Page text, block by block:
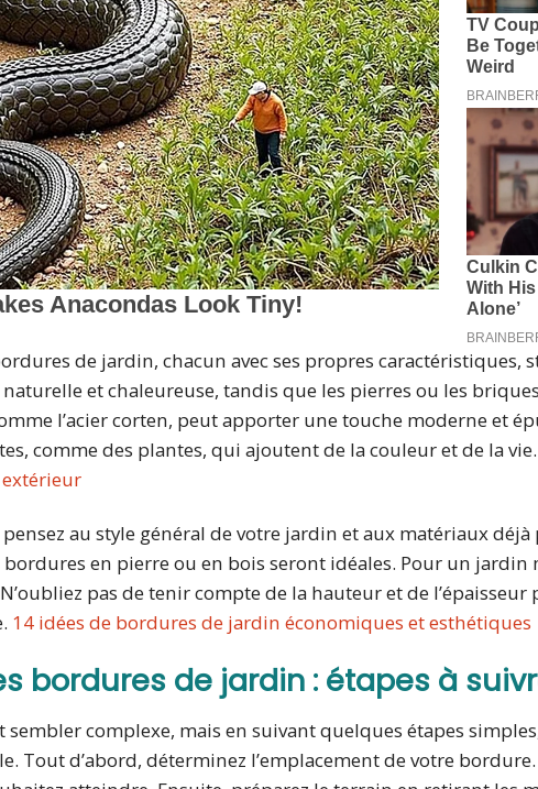
de jardin, chacun avec ses propres caractéristiques,
et chaleureuse, tandis que les pierres ou les
l’acier corten, peut apporter une touche moderne et
comme des plantes, qui ajoutent de la couleur et de la vie.
au style général de votre jardin et aux matériaux déjà
en pierre ou en bois seront idéales. Pour un jardin
pas de tenir compte de la hauteur et de
14 idées de bordures de jardin économiques et esthétiques
bordures de jardin : étapes à
complexe, mais en suivant quelques étapes
Tout d’abord, déterminez l’emplacement de votre